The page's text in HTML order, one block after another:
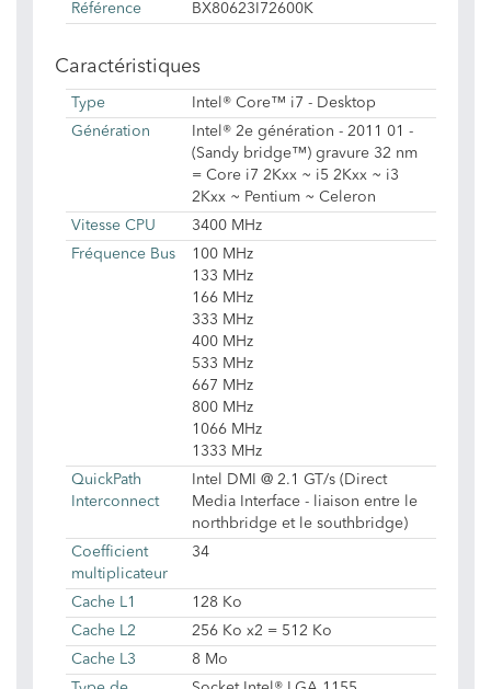
Référence
BX80623I72600K
Caractéristiques
Type
Intel® Core™ i7 - Desktop
Génération
Intel® 2e génération - 2011 01 -
(Sandy bridge™) gravure 32 nm
= Core i7 2Kxx ~ i5 2Kxx ~ i3
2Kxx ~ Pentium ~ Celeron
Vitesse CPU
3400 MHz
Fréquence Bus
100 MHz
133 MHz
166 MHz
333 MHz
400 MHz
533 MHz
667 MHz
800 MHz
1066 MHz
1333 MHz
QuickPath
Interconnect
Intel DMI @ 2.1 GT/s (Direct
Media Interface - liaison entre le
northbridge et le southbridge)
Coefficient
multiplicateur
34
Cache L1
128 Ko
Cache L2
256 Ko x2 = 512 Ko
Cache L3
8 Mo